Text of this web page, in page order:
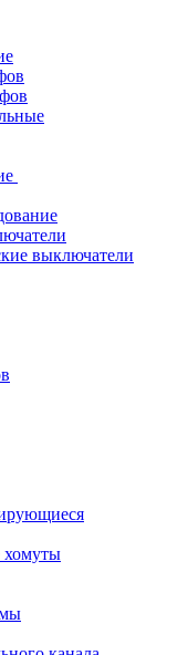
выключатели
хомуты